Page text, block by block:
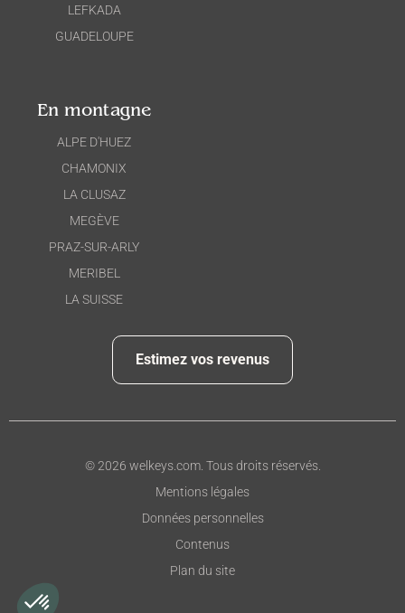
LEFKADA
GUADELOUPE
En montagne
ALPE D'HUEZ
CHAMONIX
LA CLUSAZ
MEGÈVE
PRAZ-SUR-ARLY
MERIBEL
LA SUISSE
Estimez vos revenus
© 2026 welkeys.com. Tous droits réservés.
Mentions légales
Données personnelles
Contenus
Plan du site